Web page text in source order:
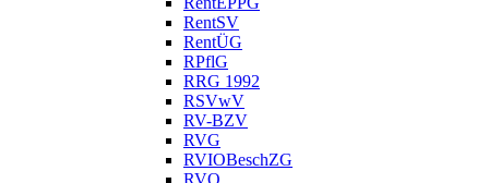
RentSV
RentÜG
RPflG
RRG 1992
RSVwV
RV-BZV
RVG
RVIOBeschZG
RVO